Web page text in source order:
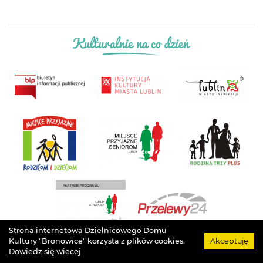
Projekt Łukasz Drozd . Grafika Agata Szargot
. Prawa
autorskieDzielnicowy Dom Kultury "Bronowice"
Strona internetowa Dzielnicowego Domu
Kultury "Bronowice" korzysta z plików cookies.
Dowiedz się wiecej
Akceptuję